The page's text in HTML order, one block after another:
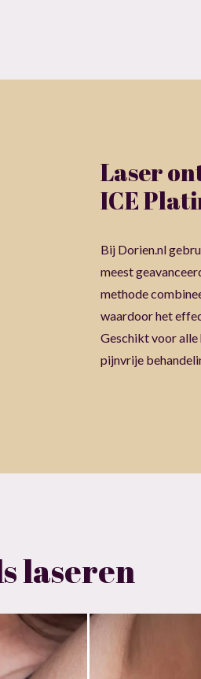
Laser
ICE
Bij Dorien.nl
meest
methode
waardoor het
Geschikt voor alle
pijnvrije
laseren